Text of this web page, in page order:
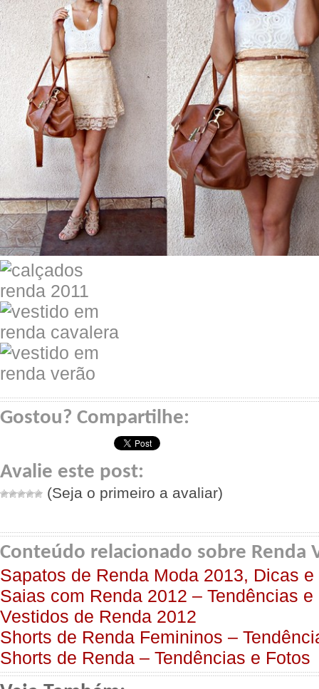
Gostou? Compartilhe:
Avalie este post:
(Seja o primeiro a avaliar)
Conteúdo relacionado sobre Renda
Sapatos de Renda Moda 2013, Dicas e
Saias com Renda 2012 – Tendências e
Vestidos de Renda 2012
Shorts de Renda Femininos –
Shorts de Renda – Tendências e Fotos